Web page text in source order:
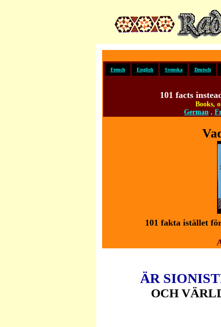
French English Svenska Deutsch
101 facts
Books,
German,
101 fakta istället
ÄR
OCH